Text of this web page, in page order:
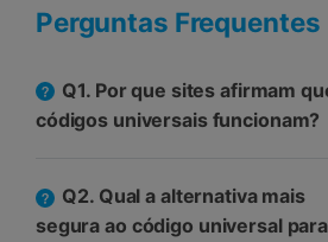
Perguntas Frequentes
Q1. Por que sites afirmam
códigos universais funcionam?
Q2. Qual a alternativa mais
segura ao código universal para